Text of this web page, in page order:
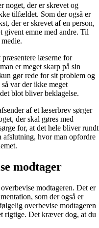
noget, der er skrevet og
tilfældet. Som der også er
der er skrevet af en person,
givent emne med andre. Til
præsentere læserne for
er meget skarp på sin
gør rede for sit problem og
var der ikke meget
blot bliver beklagelse.
af et læserbrev sørger
der skal gøres med
for, at det hele bliver rundt
afslutning, hvor man opfordre
modtager
modtageren. Det er
som der også er
overbevise modtageren
rigtige. Det kræver dog, at du